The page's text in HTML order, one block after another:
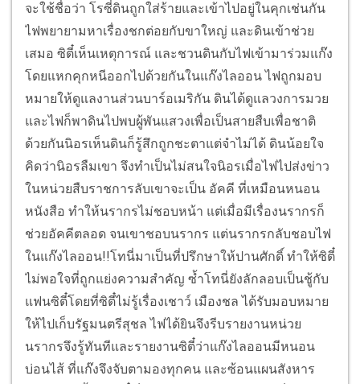
จะใช้ชื่อว่า โรซี่ดินถูกใส่ร้ายและเข้าไปอยู่ในคุกเช่นกัน
ไฟพยายามหาเรื่องชกต่อยกับขาใหญ่ และดินเข้าช่วย
เสมอ ซิตี๋เห็นเหตุการณ์ และชวนดินกับไฟเข้ามาร่วมแก๊ง
โดยแหกคุกหนีออกไปด้วยกันในแก๊งไลออน ไฟถูกมอบ
หมายให้ดูแลงานส่วนบาร์อเมริกัน ดินได้ดูแลวงการมวย
และไฟก็พาดินไปพบผู้พันแสวงเพื่อเป็นสายสืบเพื่อชาติ
ด้วยกันนิอรเห็นดินก็รู้สึกถูกชะตาแต่จำไม่ได้ ดินน้อยใจ
คิดว่านิอรลืมเขา จึงทำเป็นไม่สนใจนิอรเมื่อไฟไปส่งข่าว
ในหน่วยสืบราชการลับเขาจะเป็น อัคคี ที่เหมือนหนอน
หนังสือ ทำให้นรากรไม่ชอบหน้า แต่เมื่อมีเรื่องนรากรก็
ช่วยอัคคีตลอด จนเขาชอบนรากร แต่นรากรกลับชอบไฟ
ในแก๊งไลออน!!โทนี่มาเป็นที่ปรึกษาให้ปานศักดิ์ ทำให้ซิตี๋
ไม่พอใจที่ถูกแย่งความสำคัญ ซ้ำโทนี่ยังลักลอบเป็นชู้กับ
แฟนซิตี๋โดยที่ซิตี๋ไม่รู้เรื่องเชาว์ เมืองชล ได้รับมอบหมาย
ให้ไปเก็บรัฐมนตรีสุชล ไฟได้ยินจึงรีบรายงานหน่วย
นรากรจึงรู้ทันทีและรายงานซิตี๋ว่าแก๊งไลออนมีหนอน
บ่อนไส้ ที่แก๊งจึงจับตามองทุกคน และซ้อนแผนสังหาร